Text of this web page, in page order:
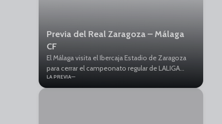
Previa del Real Zaragoza – Málaga
CF
El Málaga visita el Ibercaja Estadio de Zaragoza
para cerrar el campeonato regular de LALIGA
HYPERMOTION. 42ª jornada liguera, este
domingo 31 de mayo, a las 18:30 horas.
LA PREVIA